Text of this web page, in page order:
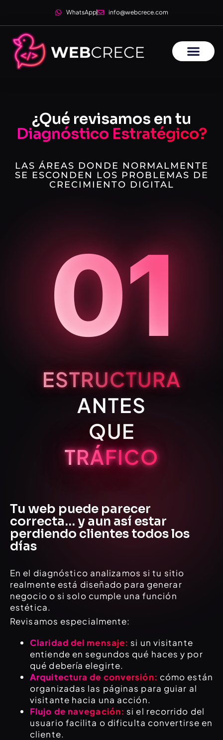
WhatsApp info@webcrece.com
¿Qué revisamos en tu
Diagnóstico Estratégico?
LAS ÁREAS DONDE NORMALMENTE
SE ESCONDEN LOS PROBLEMAS DE
CRECIMIENTO DIGITAL
Tu web puede parecer
correcta… y aun así estar
perdiendo clientes todos los
días
En el diagnóstico analizamos si tu sitio
realmente está diseñado para generar
negocio o si solo cumple una función
estética.
Revisamos especialmente:
Claridad del mensaje: si un visitante
entiende en segundos qué haces y por
qué debería elegirte.
Arquitectura de conversión: cómo están
organizadas las páginas para guiar al
visitante hacia una acción.
Flujo de navegación: si el recorrido del
usuario facilita o dificulta convertirse en
cliente.
01
ESTRUCTURA
ANTES
QUE
TRÁFICO